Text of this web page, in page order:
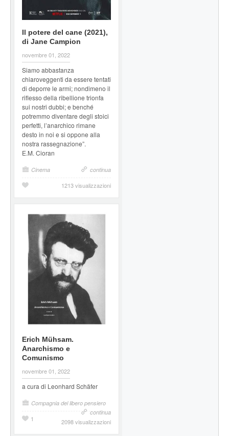
Il potere del cane (2021),
di Jane Campion
novembre 01, 2022
Siamo abbastanza
chiaroveggenti da essere tentati
di deporre le armi; nondimeno il
riflesso della ribellione trionfa
sui nostri dubbi; e benché
potremmo diventare degli stoici
perfetti, l’anarchico rimane
desto in noi e si oppone alla
nostra rassegnazione”.
E.M. Cioran
Cinema continua
1213 visualizzazioni
Erich Mühsam.
Anarchismo e
Comunismo
novembre 01, 2022
a cura di Leonhard Schäfer
Compagnia del libero pensiero
continua
1 2098 visualizzazioni